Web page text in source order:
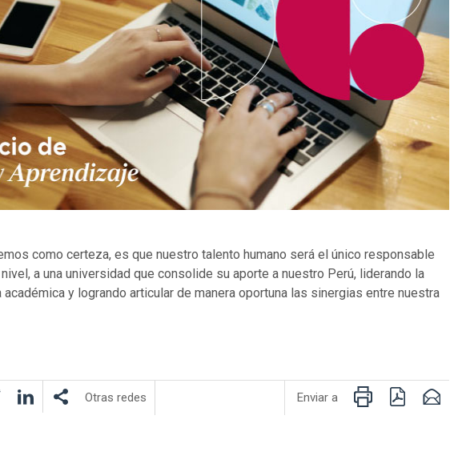
como certeza, es que nuestro talento humano será el único responsable
a una universidad que consolide su aporte a nuestro Perú, liderando la
y logrando articular de manera oportuna las sinergias entre nuestra
LinkedIn Otras redes Enviar a ImprimirPDF Email